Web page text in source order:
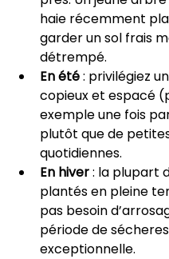
haie récemment
garder un sol frais
détrempé.
En été : privilégiez
copieux et espacé
exemple une fois
plutôt que de
quotidiennes.
En hiver : la plupart
plantés en pleine
pas besoin
période de
exceptionnelle.